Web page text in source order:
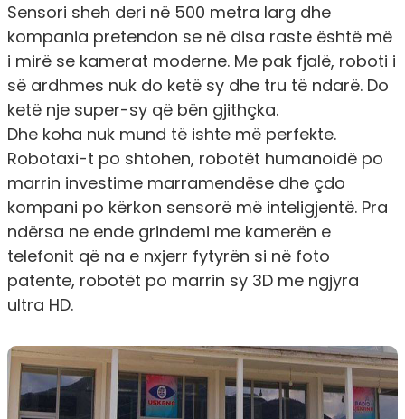
Sensori sheh deri në 500 metra larg dhe
kompania pretendon se në disa raste është më
i mirë se kamerat moderne. Me pak fjalë, roboti i
së ardhmes nuk do ketë sy dhe tru të ndarë. Do
ketë nje super-sy që bën gjithçka.
Dhe koha nuk mund të ishte më perfekte.
Robotaxi-t po shtohen, robotët humanoidë po
marrin investime marramendëse dhe çdo
kompani po kërkon sensorë më inteligjentë. Pra
ndërsa ne ende grindemi me kamerën e
telefonit që na e nxjerr fytyrën si në foto
patente, robotët po marrin sy 3D me ngjyra
ultra HD.